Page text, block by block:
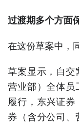
过渡期多个方面
在这份草案中，
草案显示，自交
营业部）全体
履行，东兴证
券（含分公司